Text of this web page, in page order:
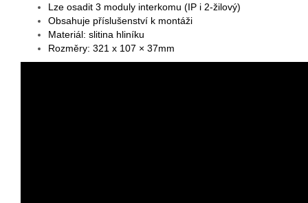
Lze osadit 3 moduly interkomu (IP i 2-žilový)
Obsahuje příslušenství k montáži
Materiál: slitina hliníku
Rozměry: 321 x 107 × 37mm